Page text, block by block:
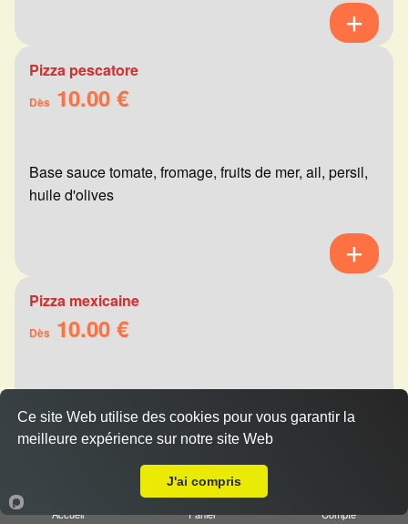
Pizza pescatore
Dès 10.00 €
Base sauce tomate, fromage, fruits de mer, ail, persil,
huile d'olives
Pizza mexicaine
Dès 10.00 €
merguez, champignons, poivrons
Accueil Panier Compte
Ce site Web utilise des cookies pour vous garantir la
meilleure expérience sur notre site Web
J'ai compris